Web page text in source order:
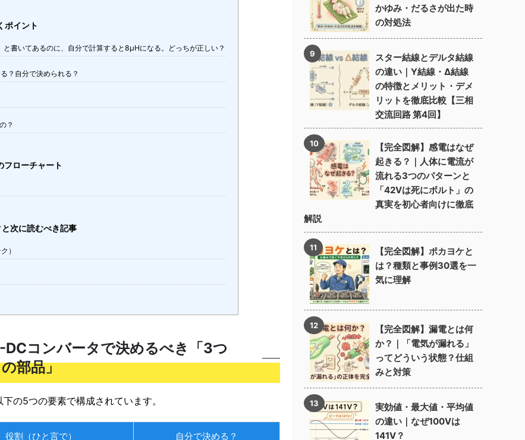
ポイント
書いてあるのに、自分で計算すると8μHになる。どっちが正しい？
？自分で決められる？
？
フローチャート
次に読むべき記事
）
DCコンバータで決めるべき「3つ
の部品」
の5つの要素で構成されています。
役割（ひと言で） 自分で決める？
かゆみ・だるさが出た時
の対処法
スター結線とデルタ結線
の違い｜Y結線・Δ結線
の特徴とメリット・デメ
リットを徹底比較【三相
交流回路 第4回】
【完全図解】感電はなぜ
起きる？｜人体に電流が
流れる3つのパターンと
「42Vは死にボルト」の
真実を初心者向けに徹底
解説
【完全図解】ポカヨケと
は？種類と事例30選を一
気に理解
【完全図解】漏電とは何
か？｜「電気が漏れる」
ってどういう状態？仕組
みと対策
実効値・最大値・平均値
の違い｜なぜ100Vは
141V？